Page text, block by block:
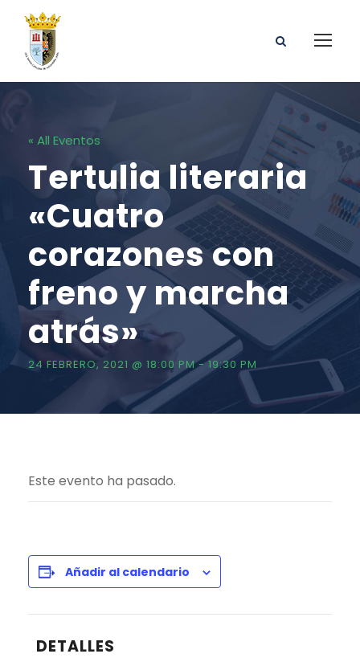
« All Eventos
Tertulia literaria
«Cuatro
corazones con
freno y marcha
atrás»
24 FEBRERO, 2021 @ 18:00 PM-19:30 PM
Este evento ha pasado.
Añadir al calendario
DETALLES